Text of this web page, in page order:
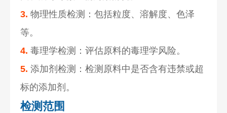
3. 物理性质检测：包括粒度、溶解度、色泽
等。
4. 毒理学检测：评估原料的毒理学风险。
5. 添加剂检测：检测原料中是否含有违禁或超
标的添加剂。
检测范围